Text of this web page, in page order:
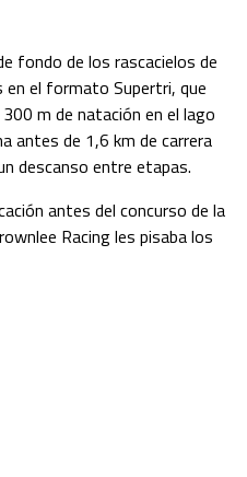
fondo de los rascacielos de
en el formato Supertri, que
m de natación en el lago
antes de 1,6 km de carrera
descanso entre etapas.
antes del concurso de la
Racing les pisaba los